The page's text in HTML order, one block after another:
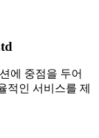
에 중점을 두어
적인 서비스를 제